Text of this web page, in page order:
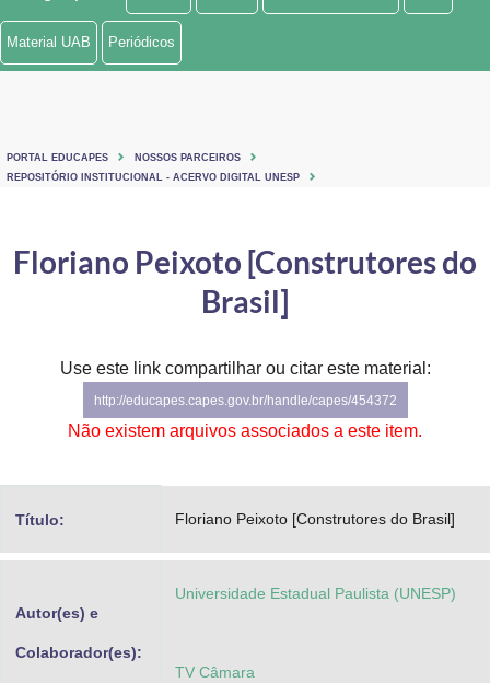
Ministério de Minas e Energia
Ministério do Turismo
Controladoria-Geral da União
Ministério da Mulher, da Família e dos Direitos Humanos
Secretaria-Geral
Advocacia-Geral da União
Banco Central do Brasil
Planalto
Material UAB Periódicos
PORTAL EDUCAPES
NOSSOS PARCEIROS
REPOSITÓRIO INSTITUCIONAL - ACERVO DIGITAL UNESP
Floriano Peixoto [Construtores do
Brasil]
Use este link compartilhar ou citar este material:
http://educapes.capes.gov.br/handle/capes/454372
Não existem arquivos associados a este item.
Título: Floriano Peixoto [Construtores do Brasil]
Autor(es) e
Colaborador(es):
Universidade Estadual Paulista (UNESP)
TV Câmara